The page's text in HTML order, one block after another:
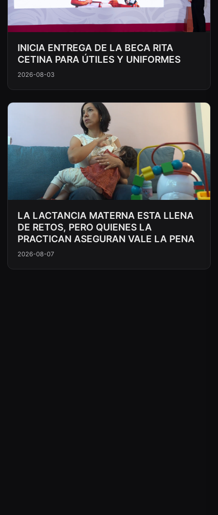
INICIA ENTREGA DE LA BECA RITA
CETINA PARA ÚTILES Y UNIFORMES
2026-08-03
LA LACTANCIA MATERNA ESTA LLENA
DE RETOS, PERO QUIENES LA
PRACTICAN ASEGURAN VALE LA PENA
2026-08-07